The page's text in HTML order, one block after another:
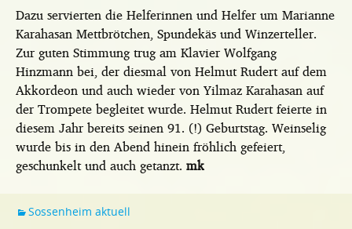
Dazu servierten die Helferinnen und Helfer um Marianne
Karahasan Mettbrötchen, Spundekäs und Winzerteller.
Zur guten Stimmung trug am Klavier Wolfgang
Hinzmann bei, der diesmal von Helmut Rudert auf dem
Akkordeon und auch wieder von Yilmaz Karahasan auf
der Trompete begleitet wurde. Helmut Rudert feierte in
diesem Jahr bereits seinen 91. (!) Geburtstag. Weinselig
wurde bis in den Abend hinein fröhlich gefeiert,
geschunkelt und auch getanzt. mk
Sossenheim aktuell